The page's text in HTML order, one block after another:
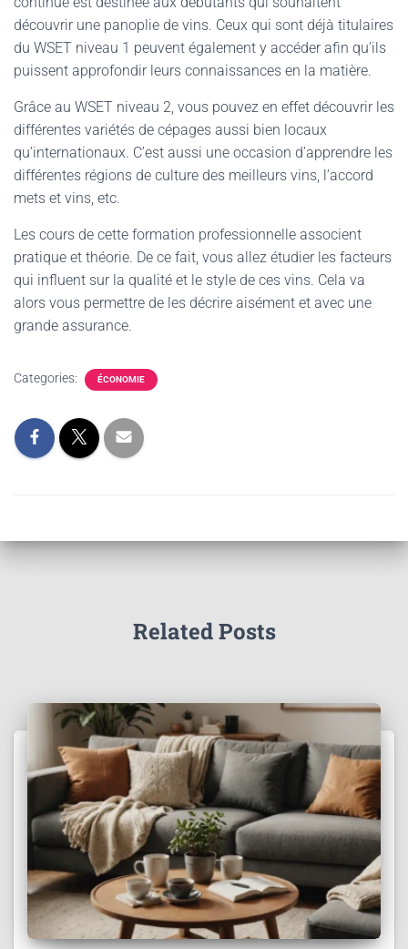
découvrir une panoplie de vins. Ceux qui sont déjà titulaires
du WSET niveau 1 peuvent également y accéder afin qu’ils
puissent approfondir leurs connaissances en la matière.
Grâce au WSET niveau 2, vous pouvez en effet découvrir les
différentes variétés de cépages aussi bien locaux
qu’internationaux. C’est aussi une occasion d’apprendre les
différentes régions de culture des meilleurs vins, l’accord
mets et vins, etc.
Les cours de cette formation professionnelle associent
pratique et théorie. De ce fait, vous allez étudier les facteurs
qui influent sur la qualité et le style de ces vins. Cela va
alors vous permettre de les décrire aisément et avec une
grande assurance.
Categories: ÉCONOMIE
Related Posts